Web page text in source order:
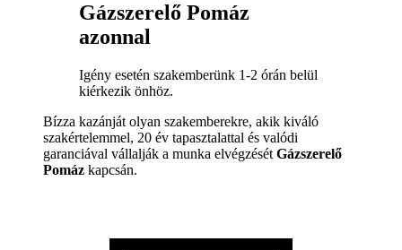
Gázszerelő Pomáz
azonnal
Igény esetén szakemberünk 1-2 órán belül
kiérkezik önhöz.
Bízza kazánját olyan szakemberekre, akik kiváló
szakértelemmel, 20 év tapasztalattal és valódi
garanciával vállalják a munka elvégzését Gázszerelő
Pomáz kapcsán.